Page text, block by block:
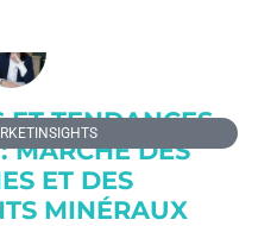
ET TENDANCES
MARCHÉ DES
ET DES
MINÉRAUX